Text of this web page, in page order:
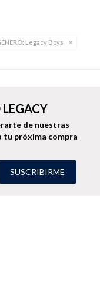
Legacy Boys
de nuestras
tu próxima compra
SUSCRIBIRME